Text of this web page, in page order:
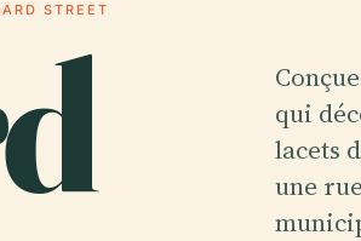
STREET
qui
lacets
une